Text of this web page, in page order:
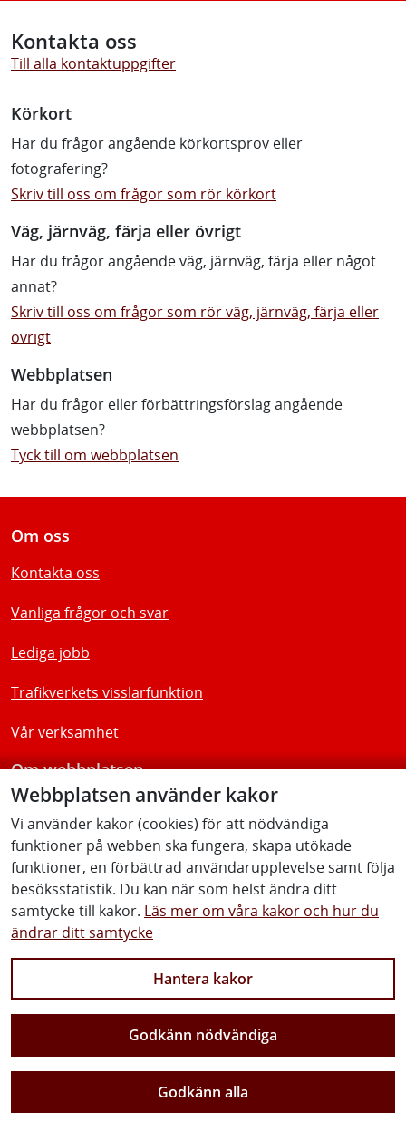
Webbplatsen använder kakor
Vi använder kakor (cookies) för att nödvändiga
funktioner på webben ska fungera, skapa utökade
funktioner, en förbättrad användarupplevelse samt följa
besöksstatistik. Du kan när som helst ändra ditt
samtycke till kakor. Läs mer om våra kakor och hur du
ändrar ditt samtycke
Hantera kakor
Godkänn nödvändiga
Godkänn alla
Kontakta oss
Till alla kontaktuppgifter
Körkort
Har du frågor angående körkortsprov eller
fotografering?
Skriv till oss om frågor som rör körkort
Väg, järnväg, färja eller övrigt
Har du frågor angående väg, järnväg, färja eller något
annat?
Skriv till oss om frågor som rör väg, järnväg, färja eller
övrigt
Webbplatsen
Har du frågor eller förbättringsförslag angående
webbplatsen?
Tyck till om webbplatsen
Vi gör Sverige närmare
Om oss
Kontakta oss
Vanliga frågor och svar
Lediga jobb
Trafikverkets visslarfunktion
Vår verksamhet
Om webbplatsen
Tillgänglighetsredogörelse
Följ oss
Facebook Youtube